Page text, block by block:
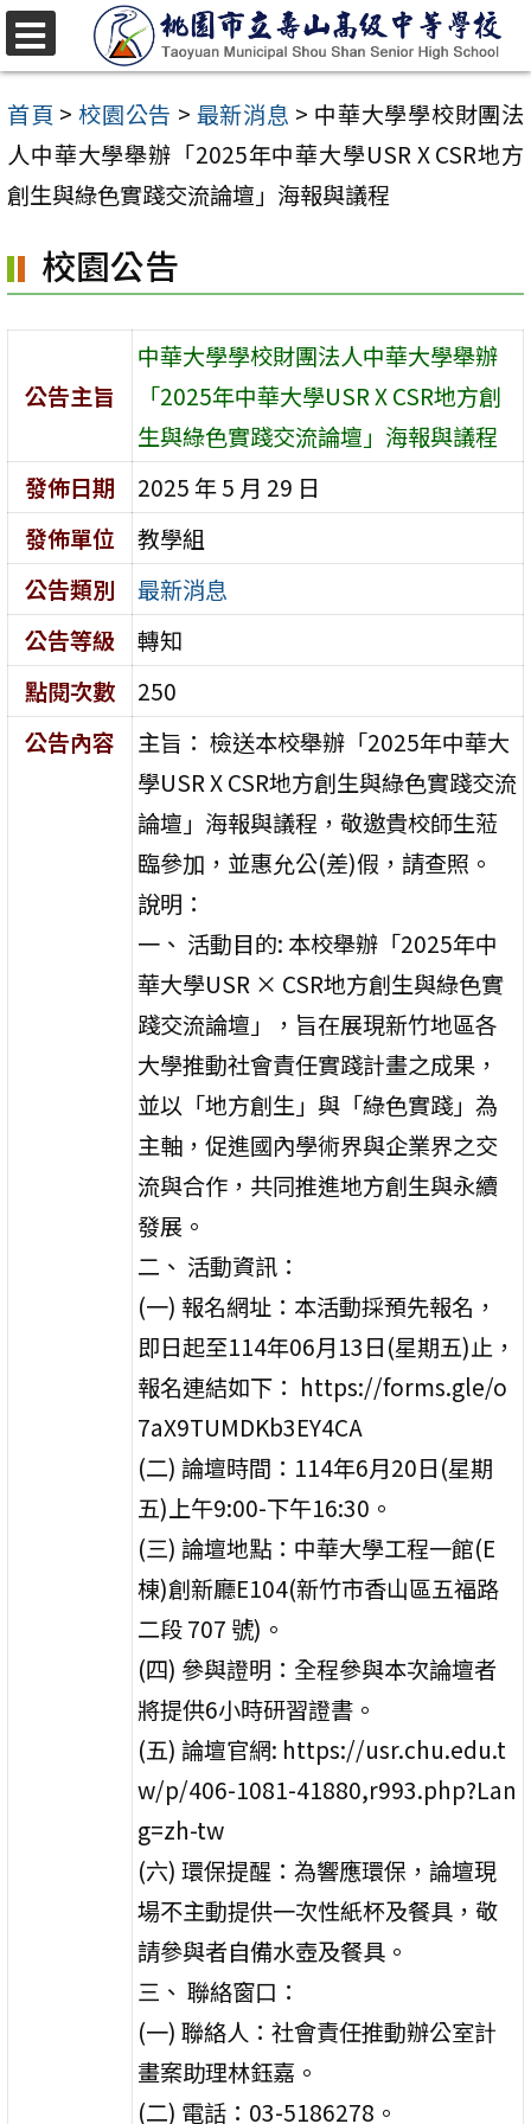
跳
至
主
要
內
區
首頁 > 校園公告 > 最新消息 > 中華大學學校財團法
人中華大學舉辦「2025年中華大學USR X CSR地方
創生與綠色實踐交流論壇」海報與議程
校園公告
公告主旨
中華大學學校財團法人中華大學舉辦
「2025年中華大學USR X CSR地方創
生與綠色實踐交流論壇」海報與議程
發佈日期
2025 年 5 月 29 日
發佈單位
教學組
公告類別
最新消息
公告等級
轉知
點閱次數
250
公告內容
主旨： 檢送本校舉辦「2025年中華大
學USR X CSR地方創生與綠色實踐交流
論壇」海報與議程，敬邀貴校師生蒞
臨參加，並惠允公(差)假，請查照。
說明：
一、 活動目的: 本校舉辦「2025年中
華大學USR × CSR地方創生與綠色實
踐交流論壇」，旨在展現新竹地區各
大學推動社會責任實踐計畫之成果，
並以「地方創生」與「綠色實踐」為
主軸，促進國內學術界與企業界之交
流與合作，共同推進地方創生與永續
發展。
二、 活動資訊：
(一) 報名網址：本活動採預先報名，
即日起至114年06月13日(星期五)止，
報名連結如下： https://forms.gle/o
7aX9TUMDKb3EY4CA
(二) 論壇時間：114年6月20日(星期
五)上午9:00-下午16:30。
(三) 論壇地點：中華大學工程一館(E
棟)創新廳E104(新竹市香山區五福路
二段 707 號)。
(四) 參與證明：全程參與本次論壇者
將提供6小時研習證書。
(五) 論壇官網: https://usr.chu.edu.t
w/p/406-1081-41880,r993.php?Lan
g=zh-tw
(六) 環保提醒：為響應環保，論壇現
場不主動提供一次性紙杯及餐具，敬
請參與者自備水壺及餐具。
三、 聯絡窗口：
(一) 聯絡人：社會責任推動辦公室計
畫案助理林鈺嘉。
(二) 電話：03-5186278。
選
單